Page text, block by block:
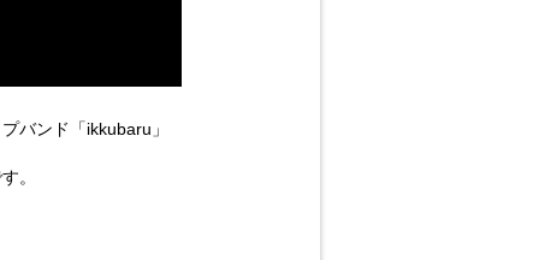
バンド「ikkubaru」
。